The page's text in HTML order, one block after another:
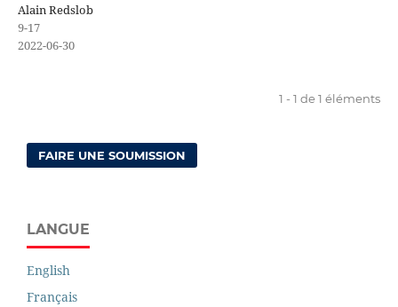
Alain Redslob
9-17
2022-06-30
1 - 1 de 1 éléments
FAIRE UNE SOUMISSION
LANGUE
English
Français